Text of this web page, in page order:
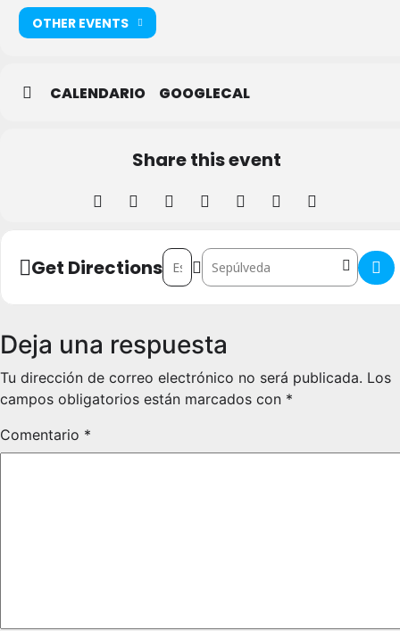
OTHER EVENTS
CALENDARIO GOOGLECAL
Share this event
Get DirectionsAddress - Celebración del Día
Destination Address -
Deja una respuesta
Tu dirección de correo electrónico no será publicada. Los
campos obligatorios están marcados con *
Comentario *